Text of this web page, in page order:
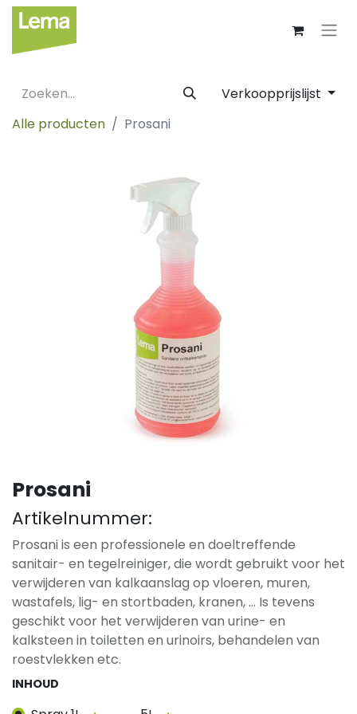
Verkoopprijslijst
Alle producten
Prosani
Prosani
Artikelnummer:
Prosani is een professionele en doeltreffende
sanitair- en tegelreiniger, die wordt gebruikt voor het
verwijderen van kalkaanslag op vloeren, muren,
wastafels, lig- en stortbaden, kranen, … Is tevens
geschikt voor het verwijderen van urine- en
kalksteen in toiletten en urinoirs, behandelen van
roestvlekken etc.
INHOUD